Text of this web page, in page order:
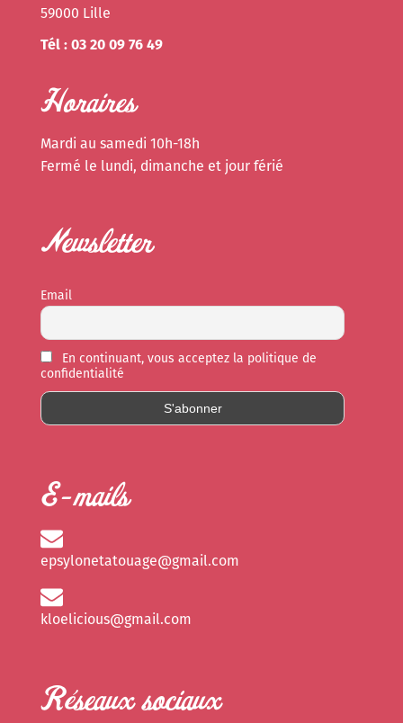
59000 Lille
Tél : 03 20 09 76 49
Horaires
Mardi au samedi 10h-18h
Fermé le lundi, dimanche et jour férié
Newsletter
Email
En continuant, vous acceptez la politique de
confidentialité
E-mails
epsylonetatouage@gmail.com
kloelicious@gmail.com
Réseaux sociaux